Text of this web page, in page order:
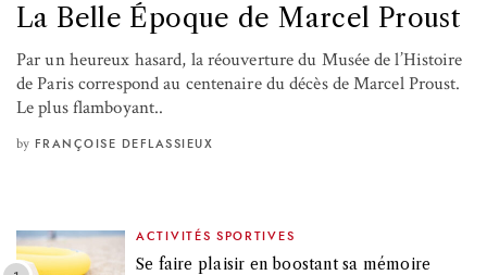
La Belle Époque de Marcel Proust
Par un heureux hasard, la réouverture du Musée de l’Histoire
de Paris correspond au centenaire du décès de Marcel Proust.
Le plus flamboyant..
by FRANÇOISE DEFLASSIEUX
ACTIVITÉS SPORTIVES
Se faire plaisir en boostant sa mémoire